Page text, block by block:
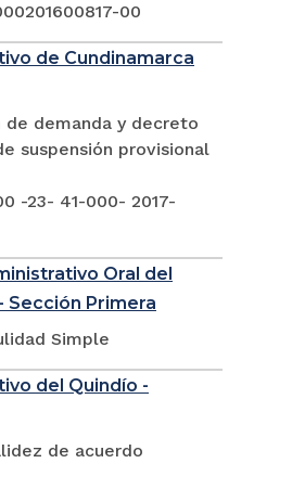
00
de Cundinamarca
de demanda y decreto
suspensión provisional
-23- 41-000- 2017-
Oral del
Sección Primera
Simple
del Quindío -
de acuerdo